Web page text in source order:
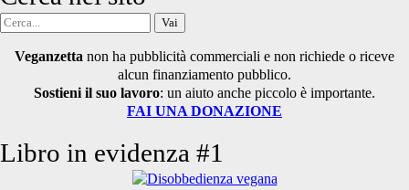
Cerca
Veganzetta non ha pubblicità commerciali e non richiede o riceve
alcun finanziamento pubblico.
Sostieni il suo lavoro: un aiuto anche piccolo è importante.
FAI UNA DONAZIONE
Libro in evidenza #1